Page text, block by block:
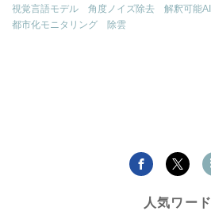
視覚言語モデル
角度ノイズ除去 解釈可能AI
都市化モニタリング
除雲
人気ワード